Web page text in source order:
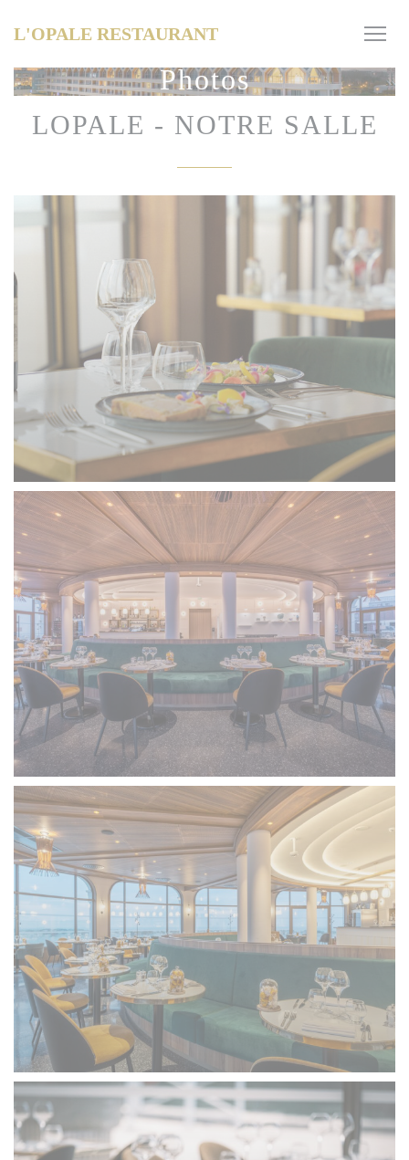
L'OPALE RESTAURANT
Photos
LOPALE - NOTRE SALLE